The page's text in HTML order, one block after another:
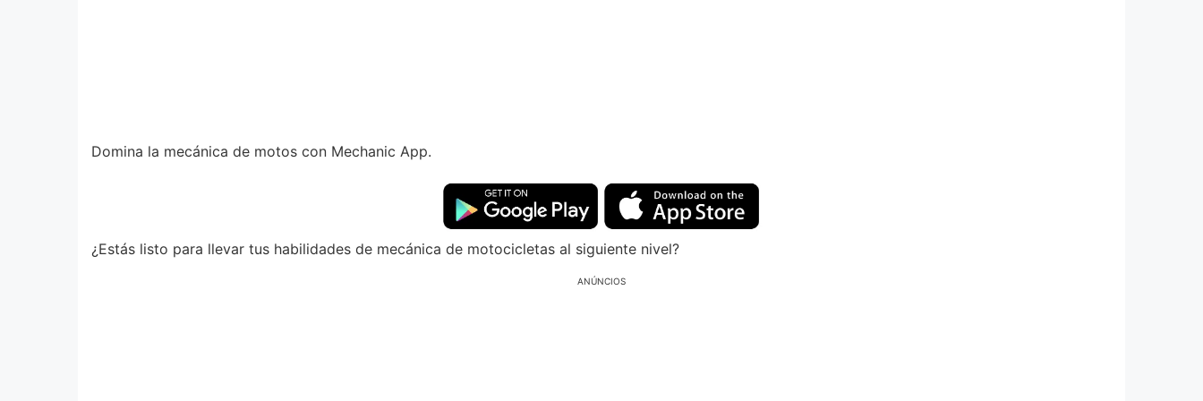
Domina la mecánica de motos con Mechanic App.
¿Estás listo para llevar tus habilidades de mecánica de motocicletas al siguiente nivel?
ANÚNCIOS